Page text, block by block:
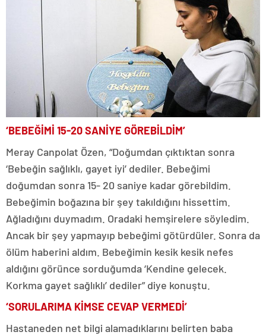
‘BEBEĞİMİ 15-20 SANİYE GÖREBİLDİM’
Meray Canpolat Özen, “Doğumdan çıktıktan sonra
‘Bebeğin sağlıklı, gayet iyi’ dediler. Bebeğimi
doğumdan sonra 15- 20 saniye kadar görebildim.
Bebeğimin boğazına bir şey takıldığını hissettim.
Ağladığını duymadım. Oradaki hemşirelere söyledim.
Ancak bir şey yapmayıp bebeğimi götürdüler. Sonra da
ölüm haberini aldım. Bebeğimin kesik kesik nefes
aldığını görünce sorduğumda ‘Kendine gelecek.
Korkma gayet sağlıklı’ dediler” diye konuştu.
‘SORULARIMA KİMSE CEVAP VERMEDİ’
Hastaneden net bilgi alamadıklarını belirten baba